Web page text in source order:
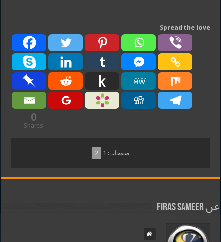
Spread the love
0
Shares
صفحات: 1
2
عن Firas Sameer